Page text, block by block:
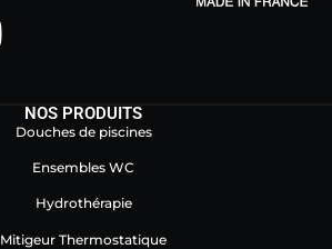
NOS PRODUITS
Douches de piscines
Ensembles WC
Hydrothérapie
Mitigeur Thermostatique